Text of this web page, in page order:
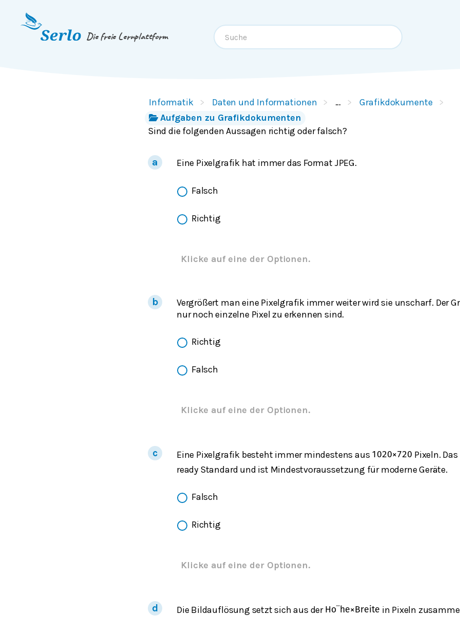
Springe zum
Die freie Lernplattform
Informatik Daten und Informationen …
Grafikdokumente
Aufgaben zu Grafikdokumenten
Sind die folgenden Aussagen richtig oder falsch?
Eine Pixelgrafik hat immer das Format JPEG.
Falsch
Richtig
Klicke auf eine der Optionen.
Vergrößert man eine Pixelgrafik immer weiter wird sie unscharf. Der
nur noch einzelne Pixel zu erkennen sind.
Richtig
Falsch
Klicke auf eine der Optionen.
Eine Pixelgrafik besteht immer mindestens aus 1020×720 Pixeln.
ready Standard und ist Mindestvoraussetzung für moderne Geräte.
Falsch
Richtig
Klicke auf eine der Optionen.
Die Bildauflösung setzt sich aus der H o¨ he× Breite in Pixeln